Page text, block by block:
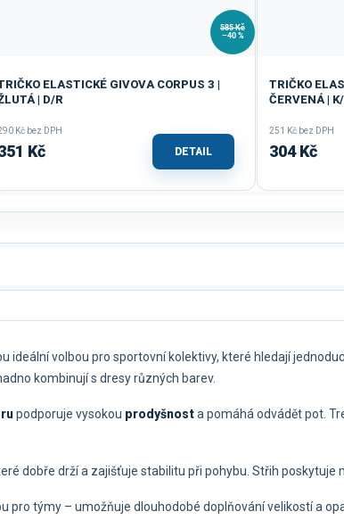
585 Kč
–40 %
ELASTICKÉ GIVOVA CORPUS 3 |
| D/R
Kč bez DPH
Kč DETAIL
TRIČKO
ČERVENÁ |
251 Kč bez DPH
304 Kč
ideální volbou pro sportovní kolektivy, které hledají
kombinují s dresy různých barev.
podporuje vysokou prodyšnosta pomáhá odvádět pot.
dobře drží a zajišťuje stabilitu při pohybu. Střih poskytuje
pro týmy – umožňuje dlouhodobé doplňování velikostí a